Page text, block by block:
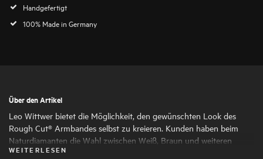
Handgefertigt
100% Made in Germany
Über den Artikel
Leo Wittwer bietet die Möglichkeit, den gewünschten Look des
Rough Cut® Armbandes selbst zu kreieren. Kunden haben beim
Naturdiamanten die Wahl zwischen Weiß, Braun und weiteren
Fancy Colors. Das filigrane Gehäuse wird auf Wunsch aus Weißgold
WEITERLESEN